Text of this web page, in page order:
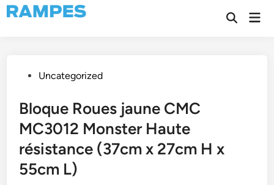
Skip
to
Open
PostedUncategorized
Bloque Roues jaune CMC
MC3012 Monster Haute
résistance (37cm x 27cm H x
55cm L)